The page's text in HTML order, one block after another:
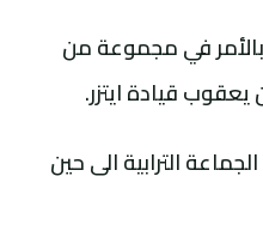
بالأمر في مجموعة من
يعقوب قيادة ايتزر.
الترابية الى حين